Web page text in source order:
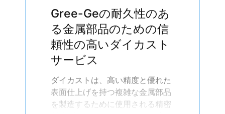
Gree-Geの耐久性のあ
る金属部品のための信
頼性の高いダイカスト
サービス
ダイカストは、高い精度と優れた
表面仕上げを持つ複雑な金属部品
を製造するために使用される精密